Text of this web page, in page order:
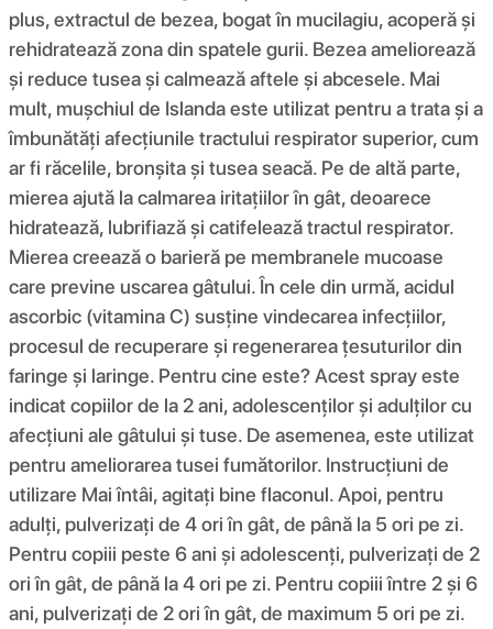
plus, extractul de bezea, bogat în mucilagiu, acoperă și
rehidratează zona din spatele gurii. Bezea ameliorează
și reduce tusea și calmează aftele și abcesele. Mai
mult, mușchiul de Islanda este utilizat pentru a trata și a
îmbunătăți afecțiunile tractului respirator superior, cum
ar fi răcelile, bronșita și tusea seacă. Pe de altă parte,
mierea ajută la calmarea iritațiilor în gât, deoarece
hidratează, lubrifiază și catifelează tractul respirator.
Mierea creează o barieră pe membranele mucoase
care previne uscarea gâtului. În cele din urmă, acidul
ascorbic (vitamina C) susține vindecarea infecțiilor,
procesul de recuperare și regenerarea țesuturilor din
faringe și laringe. Pentru cine este? Acest spray este
indicat copiilor de la 2 ani, adolescenților și adulților cu
afecțiuni ale gâtului și tuse. De asemenea, este utilizat
pentru ameliorarea tusei fumătorilor. Instrucțiuni de
utilizare Mai întâi, agitați bine flaconul. Apoi, pentru
adulți, pulverizați de 4 ori în gât, de până la 5 ori pe zi.
Pentru copiii peste 6 ani și adolescenți, pulverizați de 2
ori în gât, de până la 4 ori pe zi. Pentru copiii între 2 și 6
ani, pulverizați de 2 ori în gât, de maximum 5 ori pe zi.